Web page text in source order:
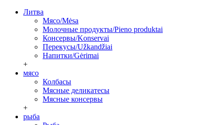
Литва
Мясо/Mėsa
Молочные продукты/Pieno produktai
Консервы/Konservai
Перекусы/Užkandžiai
Напитки/Gėrimai
+
мясо
Колбасы
Мясные деликатесы
Мясные консервы
+
рыба